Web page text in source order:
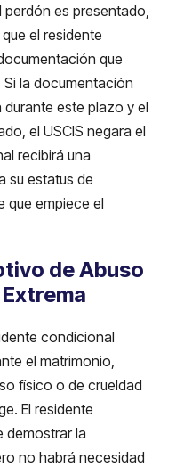
es presentado,
el residente
que
la documentación
este plazo y el
el USCIS negara el
recibirá una
su estatus de
que empiece el
de Abuso
condicional
el matrimonio,
físico o de crueldad
El residente
demostrar la
no habrá necesidad